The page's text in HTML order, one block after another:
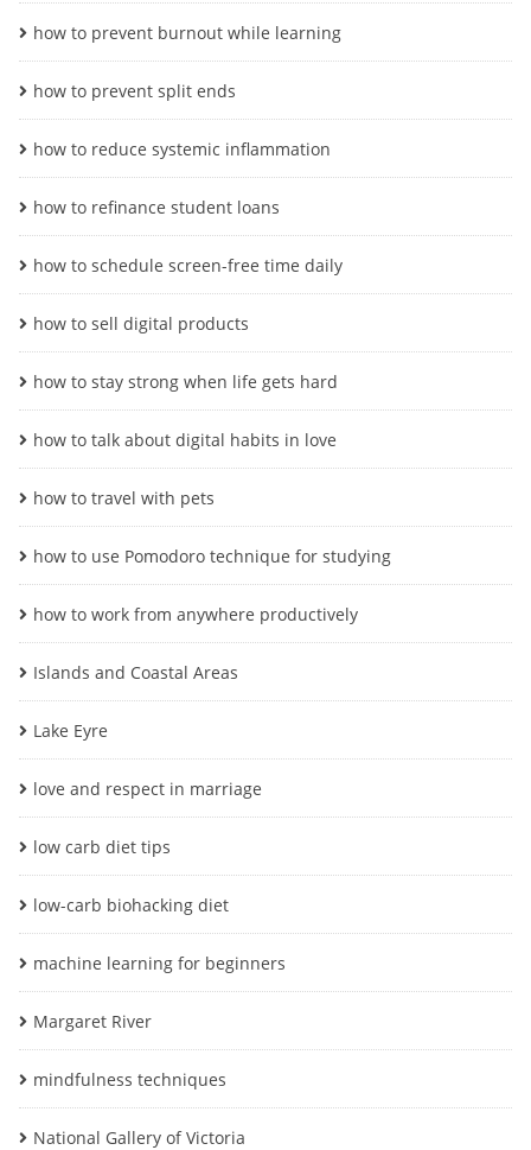
how to prevent burnout while learning
how to prevent split ends
how to reduce systemic inflammation
how to refinance student loans
how to schedule screen-free time daily
how to sell digital products
how to stay strong when life gets hard
how to talk about digital habits in love
how to travel with pets
how to use Pomodoro technique for studying
how to work from anywhere productively
Islands and Coastal Areas
Lake Eyre
love and respect in marriage
low carb diet tips
low-carb biohacking diet
machine learning for beginners
Margaret River
mindfulness techniques
National Gallery of Victoria